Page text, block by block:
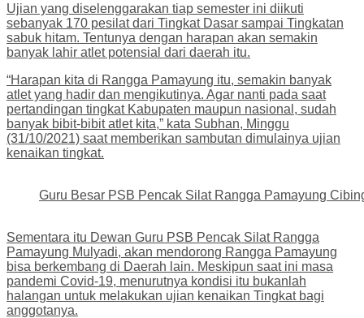
Ujian yang diselenggarakan tiap semester ini diikuti
sebanyak 170 pesilat dari Tingkat Dasar sampai Tingkatan
sabuk hitam. Tentunya dengan harapan akan semakin
banyak lahir atlet potensial dari daerah itu.
“Harapan kita di Rangga Pamayung itu, semakin banyak
atlet yang hadir dan mengikutinya. Agar nanti pada saat
pertandingan tingkat Kabupaten maupun nasional, sudah
banyak bibit-bibit atlet kita,” kata Subhan, Minggu
(31/10/2021) saat memberikan sambutan dimulainya ujian
kenaikan tingkat.
Guru Besar PSB Pencak Silat Rangga Pamayung
Sementara itu Dewan Guru PSB Pencak Silat Rangga
Pamayung Mulyadi, akan mendorong Rangga Pamayung
bisa berkembang di Daerah lain. Meskipun saat ini masa
pandemi Covid-19, menurutnya kondisi itu bukanlah
halangan untuk melakukan ujian kenaikan Tingkat bagi
anggotanya.